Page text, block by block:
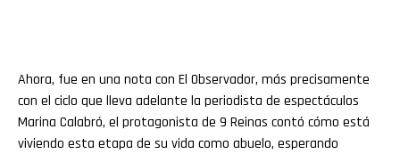
Ahora, fue en una nota con El Observador, más precisamente
con el ciclo que lleva adelante la periodista de espectáculos
Marina Calabró, el protagonista de 9 Reinas contó cómo está
viviendo esta etapa de su vida como abuelo, esperando